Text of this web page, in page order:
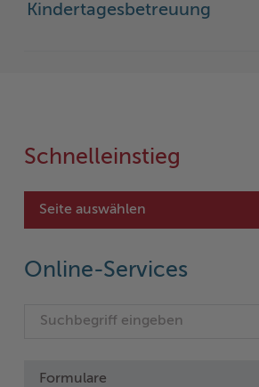
Kindertagesbetreuung
Schnelleinstieg
Seite auswählen
Online-Services
Formulare